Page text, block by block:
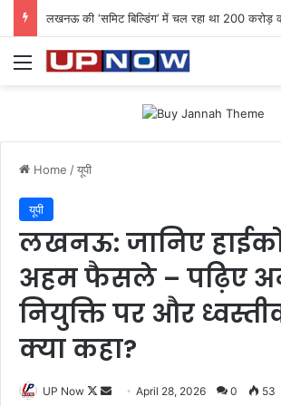
Menu
Home /यूपी
यूपी
लखनऊ: जानिए
अहम फैसले – पढ़िए
नियुक्ति पर और
क्या कहा?
UP Now
Follow
SendApril 28, 2026 0 53